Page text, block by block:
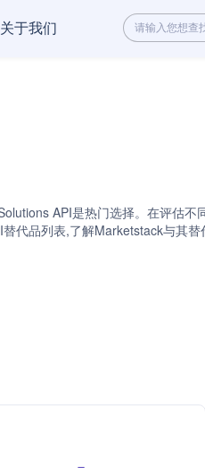
关于我们
API是热门选择。在评估不
代品列表,了解Marketstack与其